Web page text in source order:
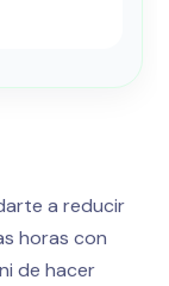
a reducir
horas con
de hacer